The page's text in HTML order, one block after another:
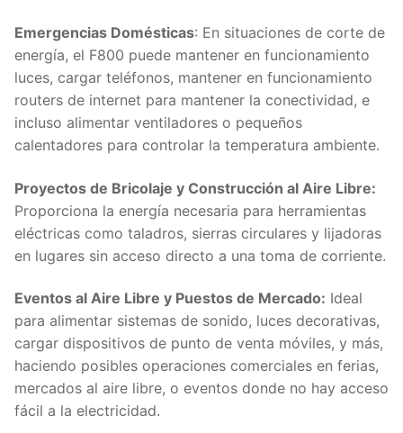
Emergencias Domésticas: En situaciones de corte de
energía, el F800 puede mantener en funcionamiento
luces, cargar teléfonos, mantener en funcionamiento
routers de internet para mantener la conectividad, e
incluso alimentar ventiladores o pequeños
calentadores para controlar la temperatura ambiente.
Proyectos de Bricolaje y Construcción al Aire Libre:
Proporciona la energía necesaria para herramientas
eléctricas como taladros, sierras circulares y lijadoras
en lugares sin acceso directo a una toma de corriente.
Eventos al Aire Libre y Puestos de Mercado: Ideal
para alimentar sistemas de sonido, luces decorativas,
cargar dispositivos de punto de venta móviles, y más,
haciendo posibles operaciones comerciales en ferias,
mercados al aire libre, o eventos donde no hay acceso
fácil a la electricidad.